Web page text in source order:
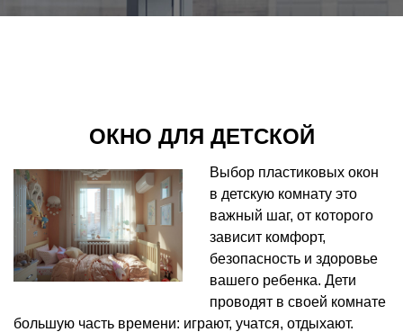
ОКНО ДЛЯ ДЕТСКОЙ
Выбор пластиковых окон
в детскую комнату это
важный шаг, от которого
зависит комфорт,
безопасность и здоровье
вашего ребенка. Дети
проводят в своей комнате
большую часть времени: играют, учатся, отдыхают.